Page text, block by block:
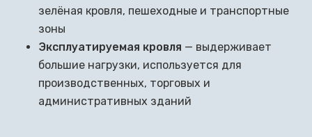
зелёная кровля, пешеходные и транспортные
зоны
Эксплуатируемая кровля — выдерживает
большие нагрузки, используется для
производственных, торговых и
административных зданий